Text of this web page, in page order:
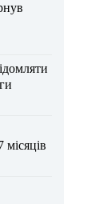
місяців